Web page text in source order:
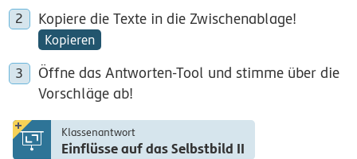
Kopiere die Texte in die Zwischenablage!
Kopieren
Öffne das Antworten-Tool und stimme über die
Vorschläge ab!
Klassenantwort
Einflüsse auf das Selbstbild II